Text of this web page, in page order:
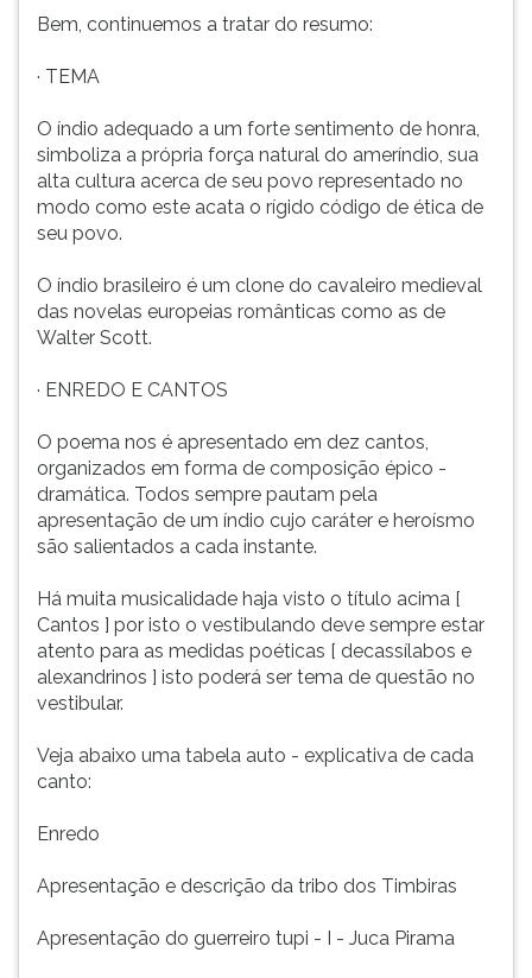
Bem, continuemos a tratar do resumo:
· TEMA
O índio adequado a um forte sentimento de honra,
simboliza a própria força natural do ameríndio, sua
alta cultura acerca de seu povo representado no
modo como este acata o rígido código de ética de
seu povo.
O índio brasileiro é um clone do cavaleiro medieval
das novelas europeias românticas como as de
Walter Scott.
· ENREDO E CANTOS
O poema nos é apresentado em dez cantos,
organizados em forma de composição épico -
dramática. Todos sempre pautam pela
apresentação de um índio cujo caráter e heroísmo
são salientados a cada instante.
Há muita musicalidade haja visto o título acima [
Cantos ] por isto o vestibulando deve sempre estar
atento para as medidas poéticas [ decassílabos e
alexandrinos ] isto poderá ser tema de questão no
vestibular.
Veja abaixo uma tabela auto - explicativa de cada
canto:
Enredo
Apresentação e descrição da tribo dos Timbiras
Apresentação do guerreiro tupi - I - Juca Pirama